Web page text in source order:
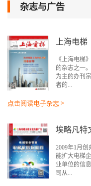
杂志与广告
上海电梯
《上海电梯
的杂志之一
为主的办刊
者的...
点击阅读电子杂志 >
埃略凡特
2009年1月
能扩大电梯
业单位的信
司从...